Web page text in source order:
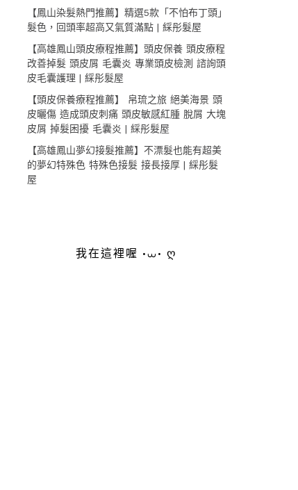
【鳳山染髮熱門推薦】精選5款「不怕布丁頭」
髮色，回頭率超高又氣質滿點 | 綵彤髮屋
【高雄鳳山頭皮療程推薦】頭皮保養 頭皮療程
改善掉髮 頭皮屑 毛囊炎 專業頭皮檢測 諮詢頭
皮毛囊護理 | 綵彤髮屋
【頭皮保養療程推薦】 帛琉之旅 絕美海景 頭
皮曬傷 造成頭皮刺痛 頭皮敏感紅腫 脫屑 大塊
皮屑 掉髮困擾 毛囊炎 | 綵彤髮屋
【高雄鳳山夢幻接髮推薦】不漂髮也能有超美
的夢幻特殊色 特殊色接髮 接長接厚 | 綵彤髮
屋
我在這裡喔 •⩊• ღ